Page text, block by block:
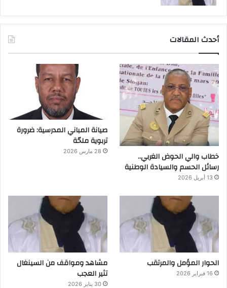
أحدث المقالات
خطاب والي الحوض الغربي..
رسائل الحسم والسيادة الوطنية
13 أبريل 2026
صيانة المباني المدرسية: ضرورة
تربوية ملحّة
28 مارس 2026
الحوار المؤمل والمرتقب
16 فبراير 2026
مشاهد ومواقف من السينغال
تثير العجب
30 يناير 2026